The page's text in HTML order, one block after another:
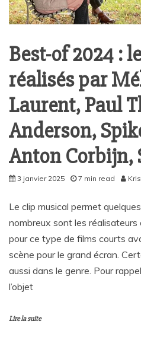
Best-of 2024 :
réalisés par
Laurent, Paul
Anderson,
Anton Corbijn,
3 janvier 2025 7 min read
Le clip musical permet
nombreux sont les réalisateurs
pour ce type de films courts
scène pour le grand écran.
aussi dans le genre. Pour
l’objet
Lire la suite